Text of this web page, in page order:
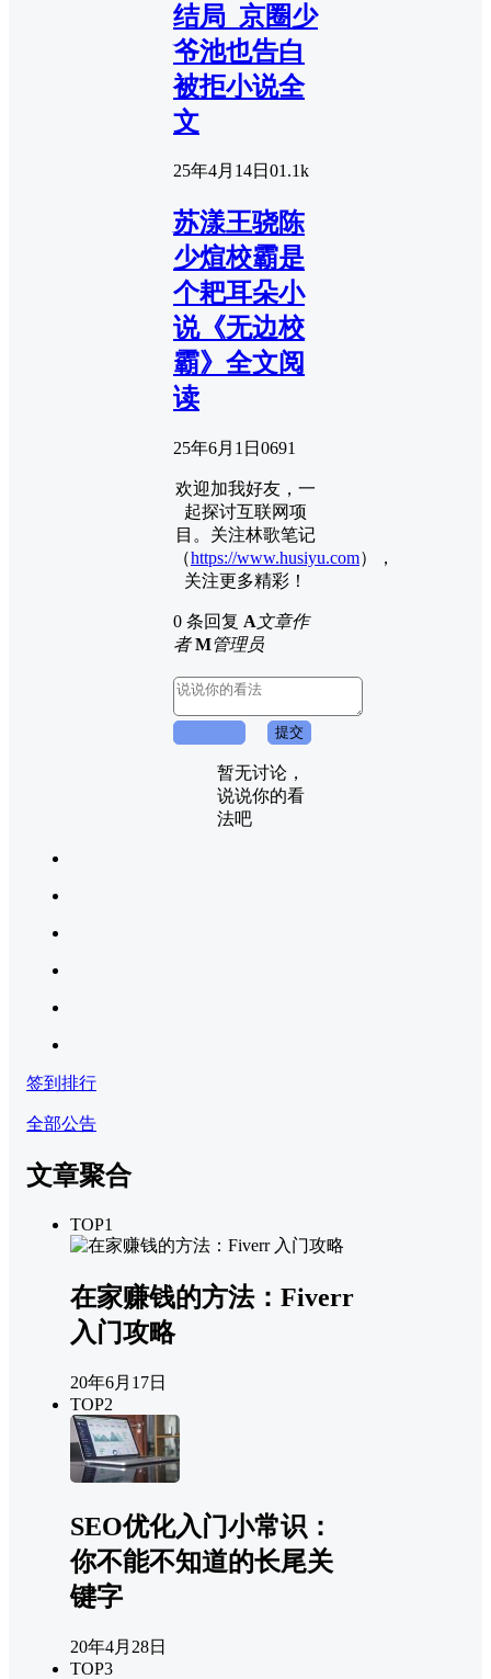
结局_京圈少
爷池也告白
被拒小说全
文
25年4月14日 01.1k
苏漾王骁陈
少煊校霸是
个耙耳朵小
说《无边校
霸》全文阅
读
25年6月1日 0691
欢迎加我好友，一
起探讨互联网项
目。关注林歌笔记
（https://www.husiyu.com），
关注更多精彩！
0 条回复 A文章作
者 M管理员
提交
暂无讨论，
说说你的看
法吧
签到排行
全部公告
文章聚合
TOP1
在家赚钱的方法：Fiverr
入门攻略
20年6月17日
TOP2
SEO优化入门小常识：
你不能不知道的长尾关
键字
20年4月28日
TOP3